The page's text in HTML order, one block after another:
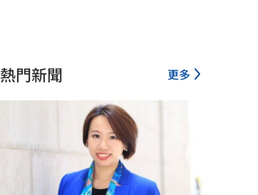
熱門新聞 更多